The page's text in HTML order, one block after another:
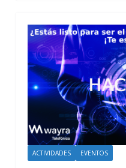
ACTIVIDADES EVENTOS